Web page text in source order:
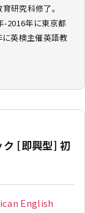
研究科修了。
-2016年に東京都
英検主催英語教
ク [即興型] 初
English